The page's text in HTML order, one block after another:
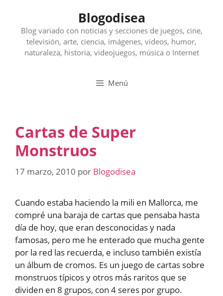
contenido
Blogodisea
Blog variado con noticias y secciones de juegos, cine,
televisión, arte, ciencia, imágenes, videos, humor,
naturaleza, historia, videojuegos, música o Internet
Menú
Cartas de Super
Monstruos
17 marzo, 2010 por Blogodisea
Cuando estaba haciendo la mili en Mallorca, me
compré una baraja de cartas que pensaba hasta
día de hoy, que eran desconocidas y nada
famosas, pero me he enterado que mucha gente
por la red las recuerda, e incluso también existía
un álbum de cromos. Es un juego de cartas sobre
monstruos típicos y otros más raritos que se
dividen en 8 grupos, con 4 seres por grupo.